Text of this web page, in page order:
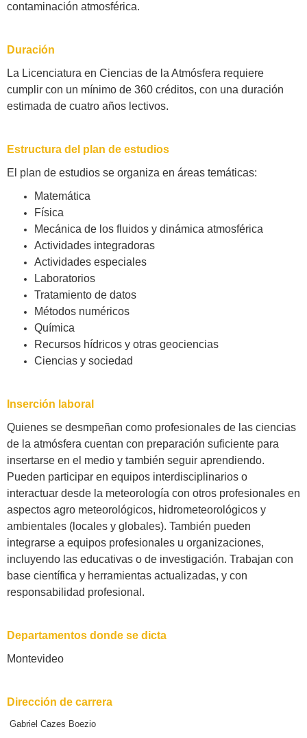
contaminación atmosférica.
Duración
La Licenciatura en Ciencias de la Atmósfera requiere
cumplir con un mínimo de 360 créditos, con una duración
estimada de cuatro años lectivos.
Estructura del plan de estudios
El plan de estudios se organiza en áreas temáticas:
Matemática
Física
Mecánica de los fluidos y dinámica atmosférica
Actividades integradoras
Actividades especiales
Laboratorios
Tratamiento de datos
Métodos numéricos
Química
Recursos hídricos y otras geociencias
Ciencias y sociedad
Inserción laboral
Quienes se desmpeñan como profesionales de las ciencias
de la atmósfera cuentan con preparación suficiente para
insertarse en el medio y también seguir aprendiendo.
Pueden participar en equipos interdisciplinarios o
interactuar desde la meteorología con otros profesionales en
aspectos agro meteorológicos, hidrometeorológicos y
ambientales (locales y globales). También pueden
integrarse a equipos profesionales u organizaciones,
incluyendo las educativas o de investigación. Trabajan con
base científica y herramientas actualizadas, y con
responsabilidad profesional.
Departamentos donde se dicta
Montevideo
Dirección de carrera
Gabriel Cazes Boezio